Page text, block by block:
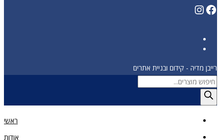
Facebook
Instagram
רייבן מדיה - קידום ובניית אתרים
Products
search
ראשי
אודות